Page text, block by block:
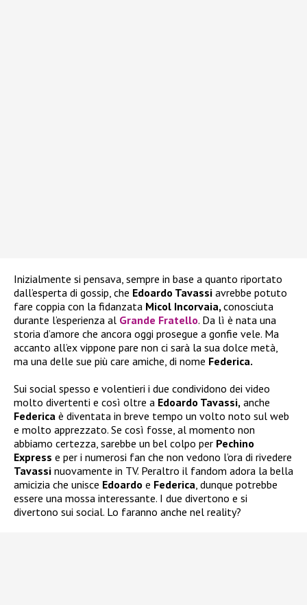
Inizialmente si pensava, sempre in base a quanto riportato
dall’esperta di gossip, che Edoardo Tavassi avrebbe potuto
fare coppia con la fidanzata Micol Incorvaia, conosciuta
durante l’esperienza al Grande Fratello. Da lì è nata una
storia d’amore che ancora oggi prosegue a gonfie vele. Ma
accanto all’ex vippone pare non ci sarà la sua dolce metà,
ma una delle sue più care amiche, di nome Federica.
Sui social spesso e volentieri i due condividono dei video
molto divertenti e così oltre a Edoardo Tavassi, anche
Federica è diventata in breve tempo un volto noto sul web
e molto apprezzato. Se così fosse, al momento non
abbiamo certezza, sarebbe un bel colpo per Pechino
Express e per i numerosi fan che non vedono l’ora di rivedere
Tavassi nuovamente in TV. Peraltro il fandom adora la bella
amicizia che unisce Edoardo e Federica , dunque potrebbe
essere una mossa interessante. I due divertono e si
divertono sui social. Lo faranno anche nel reality?